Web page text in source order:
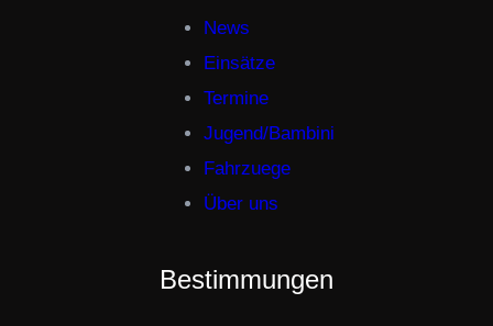
News
Einsätze
Termine
Jugend/Bambini
Fahrzuege
Über uns
Bestimmungen